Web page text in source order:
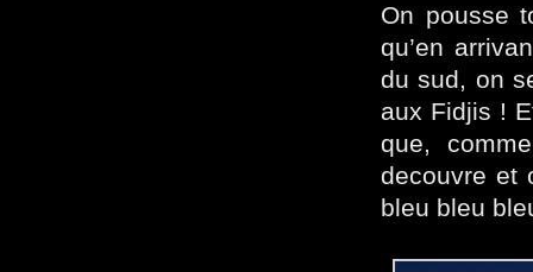
On pousse
qu’en
du sud, on
aux Fidjis !
que,
decouvre et
bleu bleu